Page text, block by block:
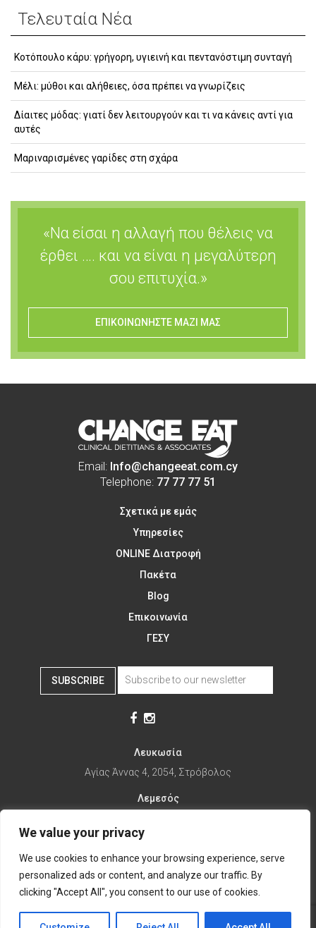
We value your privacy
We use cookies to enhance your browsing experience, serve
personalized ads or content, and analyze our traffic. By
clicking "Accept All", you consent to our use of cookies.
Τελευταία Νέα
Κοτόπουλο κάρυ: γρήγορη, υγιεινή και πεντανόστιμη συνταγή
Μέλι: μύθοι και αλήθειες, όσα πρέπει να γνωρίζεις
Δίαιτες μόδας: γιατί δεν λειτουργούν και τι να κάνεις αντί για
αυτές
Μαριναρισμένες γαρίδες στη σχάρα
«Να είσαι η αλλαγή που θέλεις να
έρθει …. και να είναι η μεγαλύτερη
σου επιτυχία.»
ΕΠΙΚΟΙΝΩΝΗΣΤΕ ΜΑΖΙ ΜΑΣ
Email: Info@changeeat.com.cy
Telephone: 77 77 77 51
Σχετικά με εμάς
Υπηρεσίες
ONLINE Διατροφή
Πακέτα
Blog
Επικοινωνία
ΓΕΣΥ
SUBSCRIBE
Λευκωσία
Αγίας Άννας 4, 2054, Στρόβολος
Λεμεσός
1ης Απριλίου 67, 5281
it's time to Change Eat